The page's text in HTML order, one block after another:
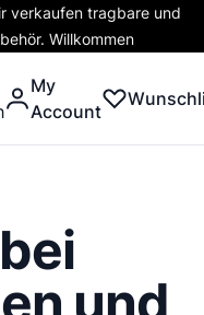
verkaufen tragbare und
Willkommen
My
Account